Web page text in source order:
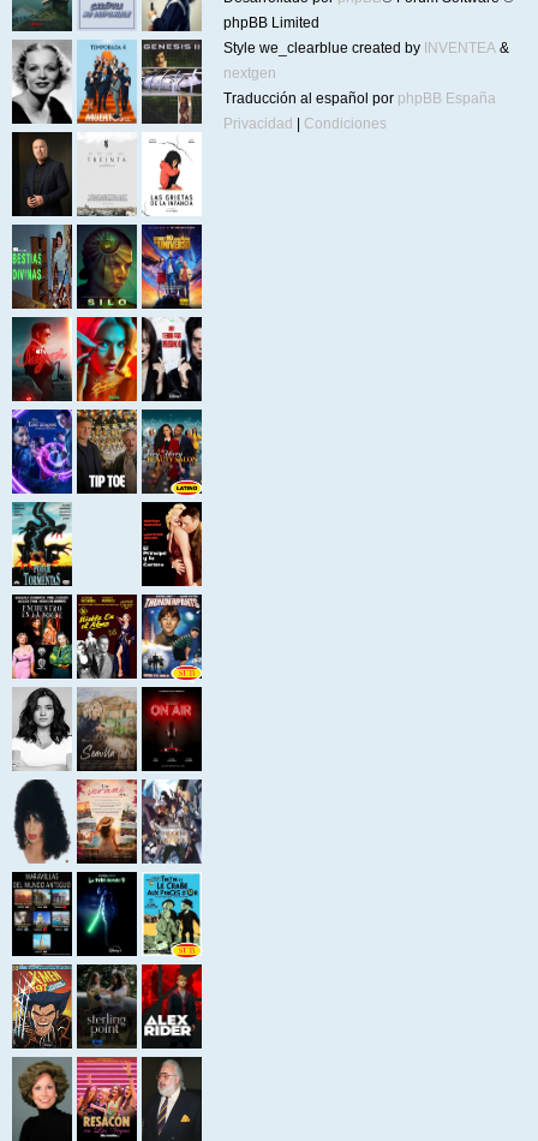
phpBB Limited
Style we_clearblue created by INVENTEA &
nextgen
Traducción al español por phpBB España
Privacidad
Condiciones